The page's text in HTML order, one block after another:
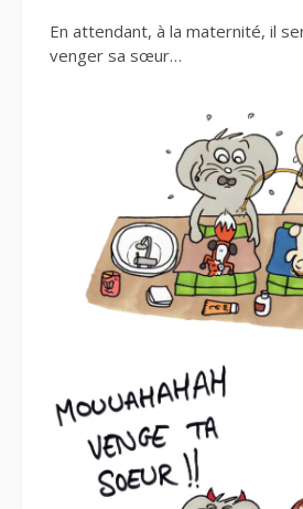
En attendant, à la maternité, il
venger sa sœur…